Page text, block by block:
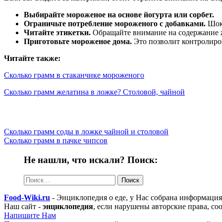
Выбирайте мороженое на основе йогурта или сорбет.
Ограничьте потребление мороженого с добавками.
Читайте этикетки. Обращайте внимание на содержание
Приготовьте мороженое дома. Это позволит
Читайте также:
Сколько грамм в стаканчике мороженого
Сколько грамм желатина в ложке? Столовой, чайной
Сколько грамм соды в ложке чайной и столовой
Сколько грамм в пачке чипсов
Не нашли, что искали? Поиск:
Найти:
Food-Wiki.ru - Энциклопедия о еде, у Нас собрана
Наш сайт - энциклопедия, если нарушены авторские права,
Напишите Нам